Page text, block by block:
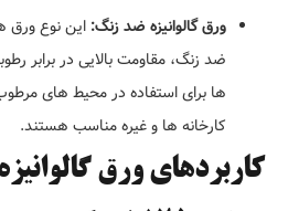
ورق گالوانیزه ضد زنگ: این نوع ورق
ضد زنگ، مقاومت بالایی در برابر
ها برای استفاده در محیط های
کارخانه ها و غیره مناسب هستند.